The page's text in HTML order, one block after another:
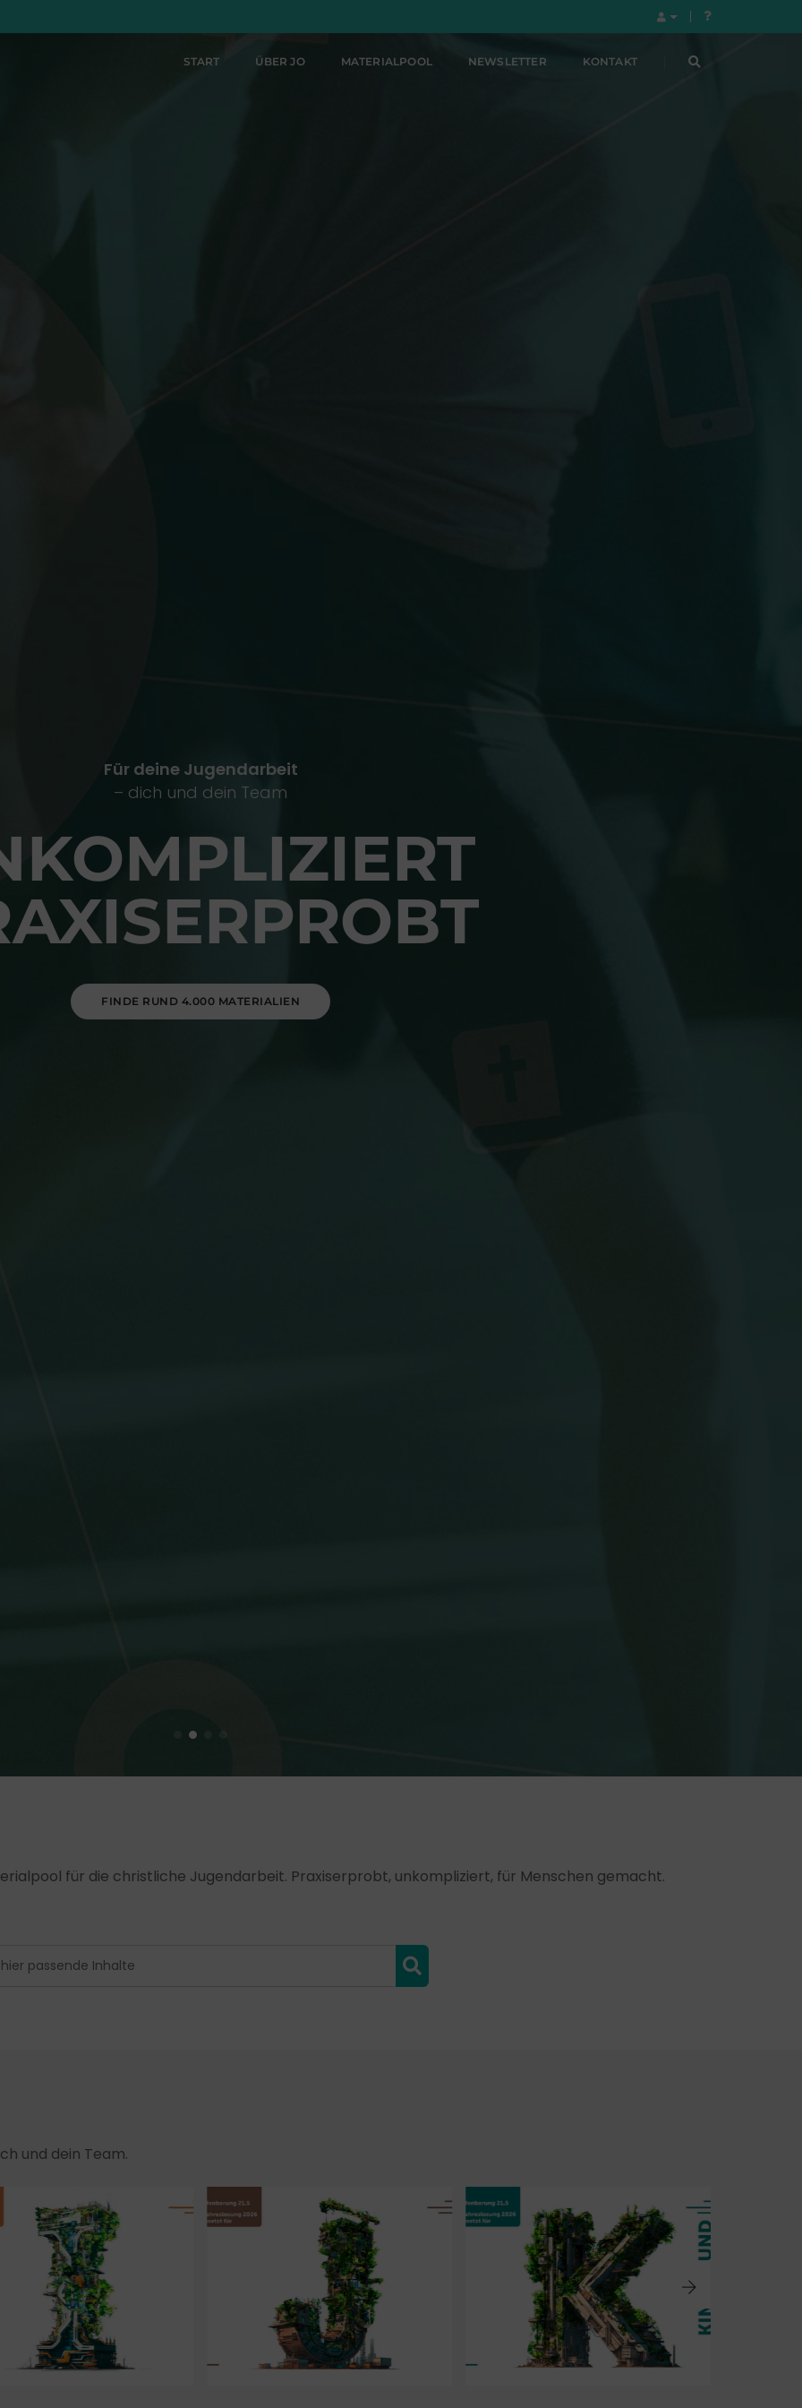
START ÜBER JO MATERIALPOOL NEWSLETTER KONTAKT
Für deine Jugendarbeit
– dich und dein Team
FINDE RUND 4.000 MATERIALIEN
für die christliche Jugendarbeit. Praxiserprobt, unkompliziert, für Menschen gemacht.
und dein Team.